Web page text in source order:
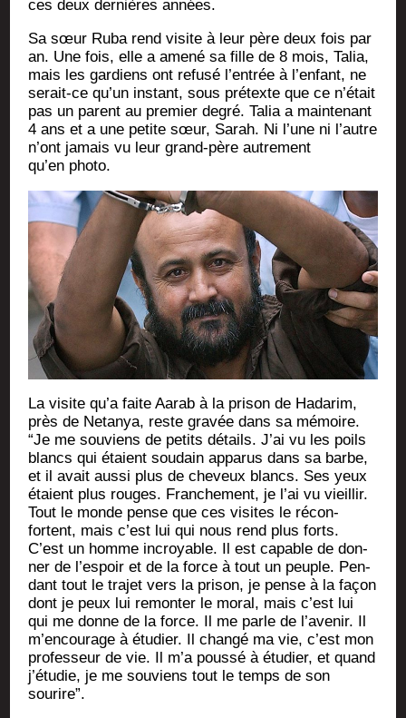
ces deux der­nières années.
Sa sœur Ruba rend visite à leur père deux fois par
an. Une fois, elle a ame­né sa fille de 8 mois, Talia,
mais les gar­diens ont refu­sé l’en­trée à l’en­fant, ne
serait-ce qu’un ins­tant, sous pré­texte que ce n’é­tait
pas un parent au pre­mier degré. Talia a main­te­nant
4 ans et a une petite sœur, Sarah. Ni l’une ni l’autre
n’ont jamais vu leur grand-père autre­ment
qu’en photo.
La visite qu’a faite Aarab à la pri­son de Hada­rim,
près de Neta­nya, reste gra­vée dans sa mémoire.
“Je me sou­viens de petits détails. J’ai vu les poils
blancs qui étaient sou­dain appa­rus dans sa barbe,
et il avait aus­si plus de che­veux blancs. Ses yeux
étaient plus rouges. Fran­che­ment, je l’ai vu vieillir.
Tout le monde pense que ces visites le récon­
fortent, mais c’est lui qui nous rend plus forts.
C’est un homme incroyable. Il est capable de don­
ner de l’es­poir et de la force à tout un peuple. Pen­
dant tout le tra­jet vers la pri­son, je pense à la façon
dont je peux lui remon­ter le moral, mais c’est lui
qui me donne de la force. Il me parle de l’a­ve­nir. Il
m’en­cou­rage à étu­dier. Il chan­gé ma vie, c’est mon
pro­fes­seur de vie. Il m’a pous­sé à étu­dier, et quand
j’é­tu­die, je me sou­viens tout le temps de son
sourire”.